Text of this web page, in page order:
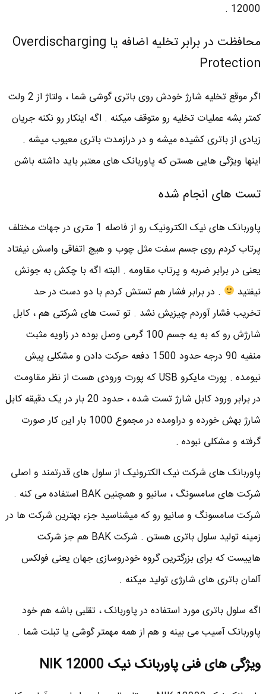
12000 .
محافظت در برابر تخلیه اضافه یا Overdischarging
Protection
اگر موقع تخلیه شارژ خودش روی باتری گوشی شما ، ولتاژ از 2 ولت
کمتر بشه عملیات تخلیه رو متوقف میکنه . اگه اینکار رو نکنه جریان
زیادی از باتری کشیده میشه و در درازمدت باتری معیوب میشه .
اینها ویژگی هایی هستن که پاوربانک های معتبر باید داشته باشن
تست های انجام شده
پاوربانک های نیک الکترونیک رو از فاصله 1 متری در جهات مختلف
پرتاب کردم روی جسم سفت مثل چوب و هیچ اتفاقی واسش نیفتاد
یعنی در برابر ضربه و پرتاب مقاومه . البته اگه با چکش به جونش
نیفتید
. در برابر فشار هم تستش کردم با دو دست در حد
تخریب فشار آوردم چیزیش نشد . تو تست های شرکتی هم ، کابل
شارژش رو که به یه جسم 100 گرمی وصل بوده در زاویه مثبت
منفیه 90 درجه حدود 1500 دفعه حرکت دادن و مشکلی پیش
نیومده . پورت مایکرو USB که پورت ورودی هست از نظر مقاومت
در برابر ورود کابل شارژ تست شده ، حدود 20 بار در یک دقیقه کابل
شارژ بهش خورده و دراومده در مجموع 1000 بار این کار صورت
گرفته و مشکلی نبوده .
پاوربانک های شرکت نیک الکترونیک از سلول های قدرتمند و اصلی
شرکت های سامسونگ ، سانیو و همچنین BAK استفاده می کنه .
شرکت سامسونگ و سانیو رو که میشناسید جزء بهترین شرکت ها در
زمینه تولید سلول باتری هستن . شرکت BAK هم جز شرکت
هاییست که برای بزرگترین گروه خودروسازی جهان یعنی فولکس
آلمان باتری های شارژی تولید میکنه .
اگه سلول باتری مورد استفاده در پاوربانک ، تقلبی باشه هم خود
پاوربانک آسیب می بینه و هم از همه مهمتر گوشی یا تبلت شما .
ویژگی های فنی پاوربانک نیک NIK 12000